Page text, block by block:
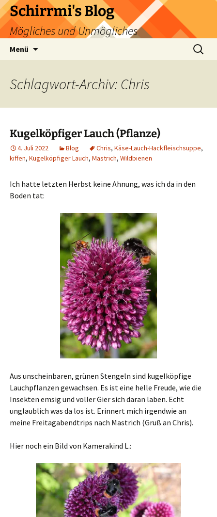
Zum
Inhalt
springen
Schirrmi's Blog
Mögliches und Unmögliches
Menü
Suchen
nach:
Schlagwort-Archiv: Chris
Kugelköpfiger Lauch (Pflanze)
4. Juli 2022 Blog Chris, Käse-Lauch-Hackfleischsuppe,
kiffen, Kugelköpfiger Lauch, Mastrich, Wildbienen
Ich hatte letzten Herbst keine Ahnung, was ich da in den
Boden tat:
Aus unscheinbaren, grünen Stengeln sind kugelköpfige
Lauchpflanzen gewachsen. Es ist eine helle Freude, wie die
Insekten emsig und voller Gier sich daran laben. Echt
unglaublich was da los ist. Erinnert mich irgendwie an
meine Freitagabendtrips nach Mastrich (Gruß an Chris).
Hier noch ein Bild von Kamerakind L.: